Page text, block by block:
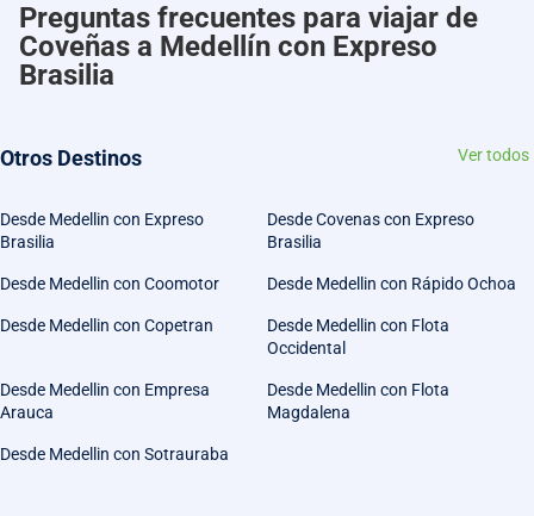
Preguntas frecuentes para viajar de
Coveñas a Medellín con Expreso
Brasilia
Otros Destinos Ver todos
Desde Medellin con Expreso
Brasilia
Desde Covenas con Expreso
Brasilia
Desde Medellin con Coomotor Desde Medellin con Rápido Ochoa
Desde Medellin con Copetran
Desde Medellin con Flota
Occidental
Desde Medellin con Empresa
Arauca
Desde Medellin con Flota
Magdalena
Desde Medellin con Sotrauraba